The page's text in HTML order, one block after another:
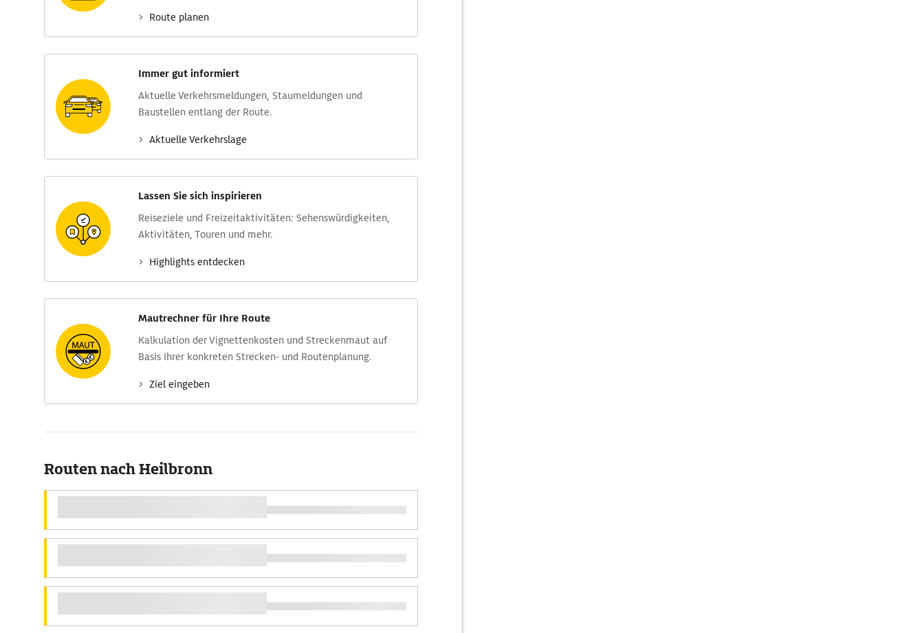
Route planen
Immer gut informiert
Aktuelle Verkehrs­meldungen, Stau­meldungen und
Baustellen entlang der Route.
Aktuelle Verkehrs­lage
Lassen Sie sich inspirieren
Reise­ziele und Freizeit­aktivitäten: Sehens­würdig­keiten,
Aktivitäten, Touren und mehr.
Highlights entdecken
Mautrechner für Ihre Route
Kalkulation der Vignettenkosten und Streckenmaut auf
Basis Ihrer konkreten Strecken- und Routenplanung.
Ziel eingeben
Routen nach Heilbronn